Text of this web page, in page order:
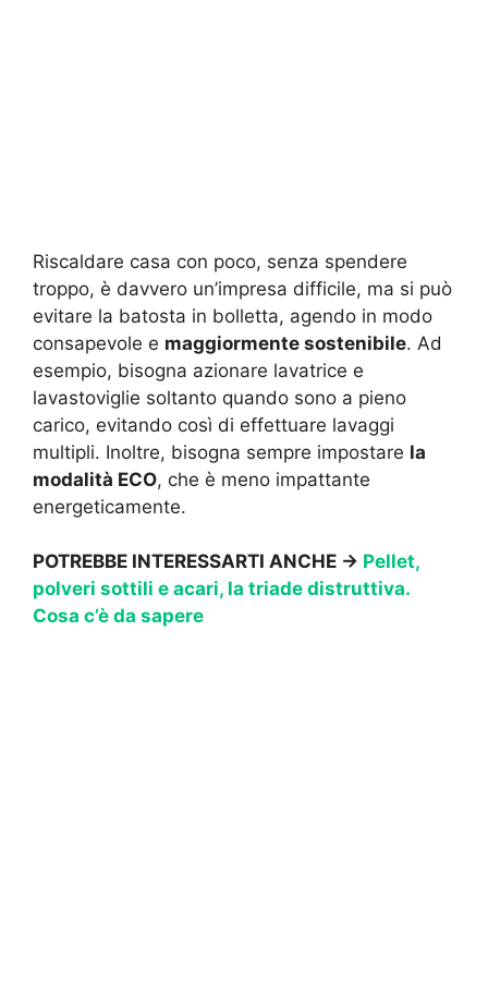
Riscaldare casa con poco, senza spendere
troppo, è davvero un’impresa difficile, ma si può
evitare la batosta in bolletta, agendo in modo
consapevole e maggiormente sostenibile. Ad
esempio, bisogna azionare lavatrice e
lavastoviglie soltanto quando sono a pieno
carico, evitando così di effettuare lavaggi
multipli. Inoltre, bisogna sempre impostare la
modalità ECO, che è meno impattante
energeticamente.
POTREBBE INTERESSARTI ANCHE → Pellet,
polveri sottili e acari, la triade distruttiva.
Cosa c’è da sapere